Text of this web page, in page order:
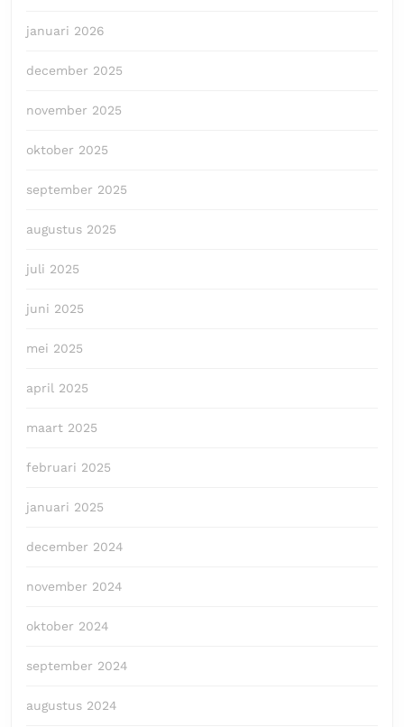
januari 2026
december 2025
november 2025
oktober 2025
september 2025
augustus 2025
juli 2025
juni 2025
mei 2025
april 2025
maart 2025
februari 2025
januari 2025
december 2024
november 2024
oktober 2024
september 2024
augustus 2024